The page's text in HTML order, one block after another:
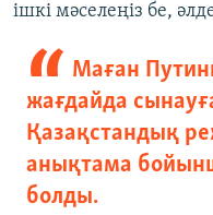
ішкі мәселеңіз бе,
Маған
жағдайда
Қазақстандық
анықтама
болды.